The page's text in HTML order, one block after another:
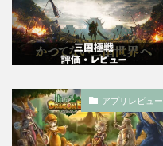
アプリレビュー